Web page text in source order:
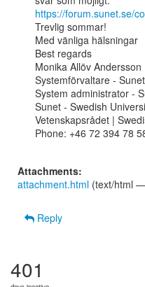
https://forum.sunet.se/
Trevlig sommar!
Med vänliga hälsningar
Best regards
Monika Allöv Andersson
Systemförvaltare -
System administrator -
Sunet - Swedish
Vetenskapsrådet |
Phone: +46 72 394 78
Attachments:
attachment.html (text/html
Reply
401